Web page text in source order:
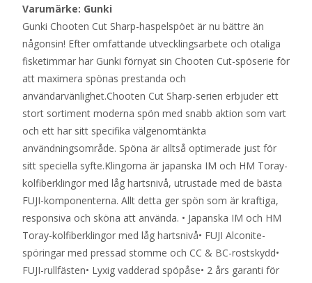
Varumärke: Gunki
Gunki Chooten Cut Sharp-haspelspöet är nu bättre än
någonsin! Efter omfattande utvecklingsarbete och otaliga
fisketimmar har Gunki förnyat sin Chooten Cut-spöserie för
att maximera spönas prestanda och
användarvänlighet.Chooten Cut Sharp-serien erbjuder ett
stort sortiment moderna spön med snabb aktion som vart
och ett har sitt specifika välgenomtänkta
användningsområde. Spöna är alltså optimerade just för
sitt speciella syfte.Klingorna är japanska IM och HM Toray-
kolfiberklingor med låg hartsnivå, utrustade med de bästa
FUJI-komponenterna. Allt detta ger spön som är kraftiga,
responsiva och sköna att använda. • Japanska IM och HM
Toray-kolfiberklingor med låg hartsnivå• FUJI Alconite-
spöringar med pressad stomme och CC & BC-rostskydd•
FUJI-rullfästen• Lyxig vadderad spöpåse• 2 års garanti för